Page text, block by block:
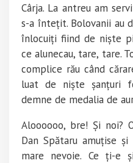
Cârja. La antreu am
s-a întețit. Bolovanii au
înlocuiți fiind de niște
ce alunecau, tare, tare.
complice rău când
luat de niște șanțuri
demne de medalia de
Aloooooo, bre! Și noi?
Dan Spătaru amuțise
mare nevoie. Ce ți-e